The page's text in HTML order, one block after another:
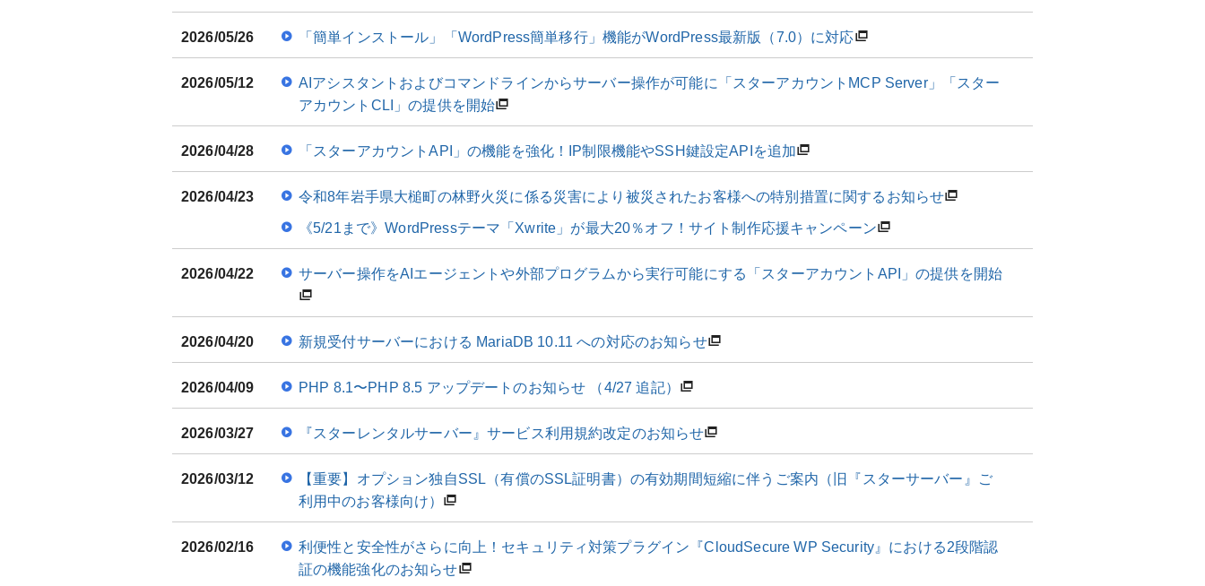
2026/05/26 「簡単インストール」「WordPress簡単移行」機能がWordPress最新版（7.0）に対応
2026/05/12
AIアシスタントおよびコマンドラインからサーバー操作が可能に「スターアカウントMCP Server」「スター
アカウントCLI」の提供を開始
2026/04/28 「スターアカウントAPI」の機能を強化！IP制限機能やSSH鍵設定APIを追加
2026/04/23 令和8年岩手県大槌町の林野火災に係る災害により被災されたお客様への特別措置に関するお知らせ
《5/21まで》WordPressテーマ「Xwrite」が最大20％オフ！サイト制作応援キャンペーン
2026/04/22 サーバー操作をAIエージェントや外部プログラムから実行可能にする「スターアカウントAPI」の提供を開始
2026/04/20 新規受付サーバーにおける MariaDB 10.11 への対応のお知らせ
2026/04/09 PHP 8.1〜PHP 8.5 アップデートのお知らせ （4/27 追記）
2026/03/27 『スターレンタルサーバー』サービス利用規約改定のお知らせ
2026/03/12
【重要】オプション独自SSL（有償のSSL証明書）の有効期間短縮に伴うご案内（旧『スターサーバー』ご
利用中のお客様向け）
2026/02/16
利便性と安全性がさらに向上！セキュリティ対策プラグイン『CloudSecure WP Security』における2段階認
証の機能強化のお知らせ